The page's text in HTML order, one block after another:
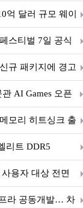
억 달러 규모 웨이
스티벌 7일 공식
규 패키지에 경고
AI Games 오픈
모리 히트싱크 출
리트 DDR5
용자 대상 전면
라 공동개발… 차